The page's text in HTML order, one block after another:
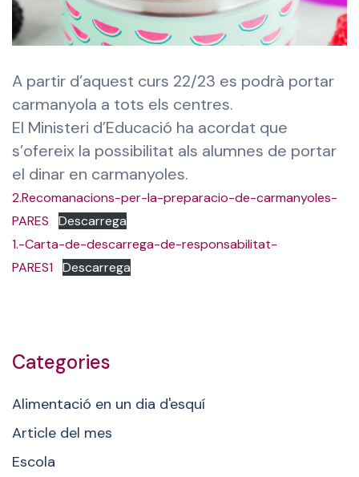
A partir d’aquest curs 22/23 es podrà portar
carmanyola a tots els centres.
El Ministeri d’Educació ha acordat que
s’ofereix la possibilitat als alumnes de portar
el dinar en carmanyoles.
2.Recomanacions-per-la-preparacio-de-carmanyoles-
PARES
Descarrega
1.-Carta-de-descarrega-de-responsabilitat-
PARES1 Descarrega
Categories
Alimentació en un dia d'esquí
Article del mes
Escola